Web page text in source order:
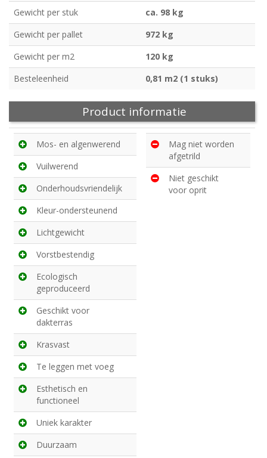
Gewicht per stuk
ca. 98 kg
Gewicht per pallet
972 kg
Gewicht per m2
120 kg
Besteleenheid
0,81 m2 (1 stuks)
Product informatie
Mos- en algenwerend
Vuilwerend
Onderhoudsvriendelijk
Kleur-ondersteunend
Lichtgewicht
Vorstbestendig
Ecologisch
geproduceerd
Geschikt voor
dakterras
Krasvast
Te leggen met voeg
Esthetisch en
functioneel
Uniek karakter
Duurzaam
Mag niet worden
afgetrild
Niet geschikt
voor oprit